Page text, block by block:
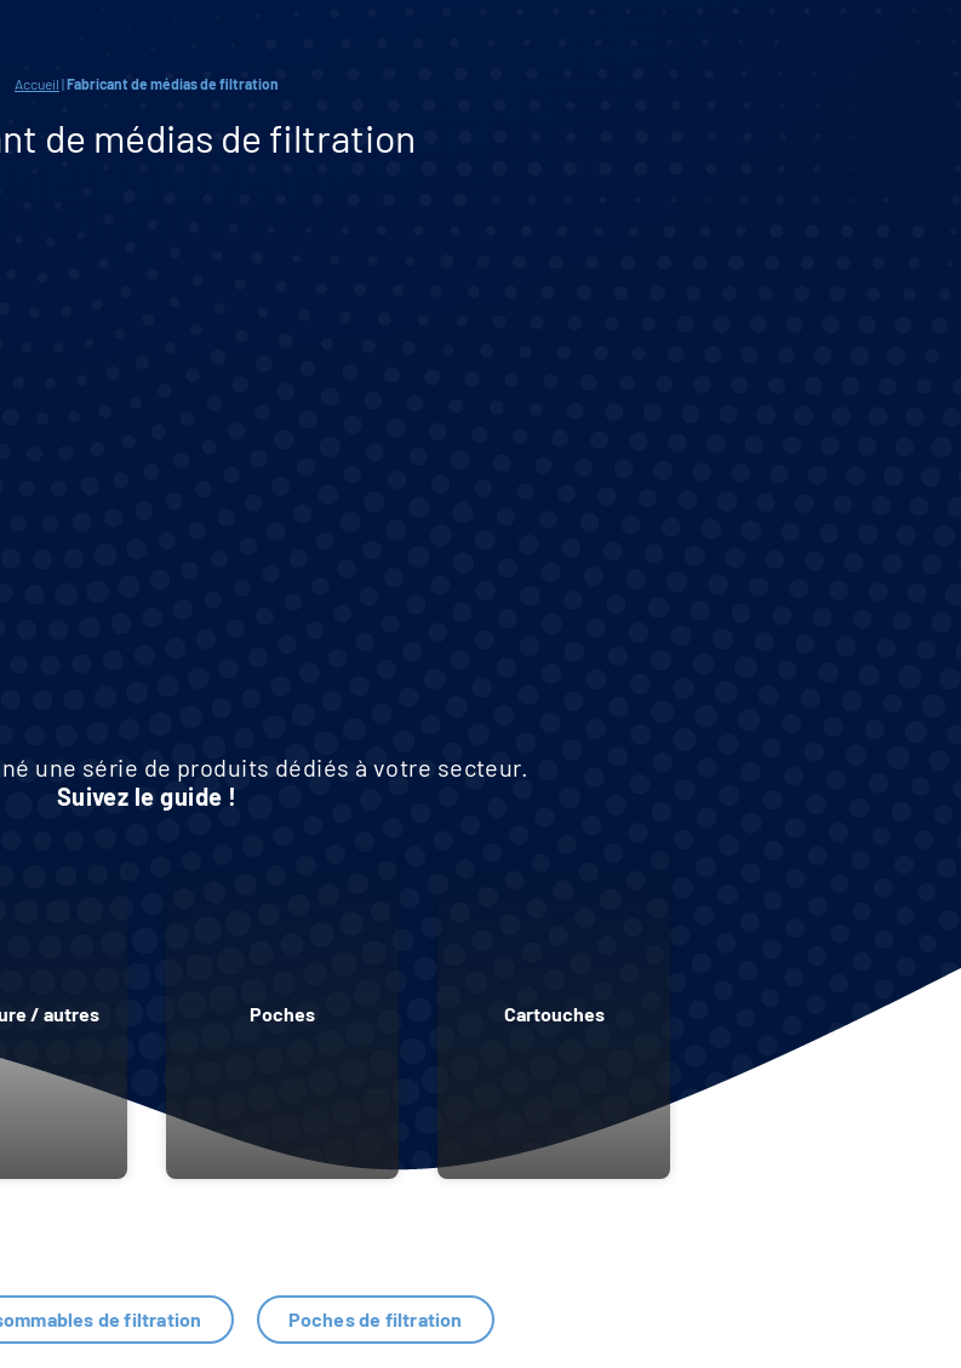
Accueil |Fabricant de médias de filtration
de médias de filtration
une série de produits dédiés à votre secteur.
Suivez le guide !
/ autres Poches Cartouches
de filtration Poches de filtration